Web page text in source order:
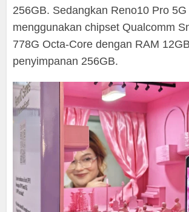
256GB. Sedangkan Reno10 Pro 5G
menggunakan chipset Qualcomm
778G Octa-Core dengan RAM
penyimpanan 256GB.